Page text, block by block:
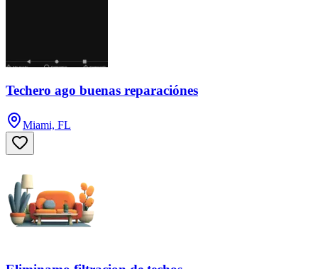
Techero ago buenas reparaciónes
Miami, FL